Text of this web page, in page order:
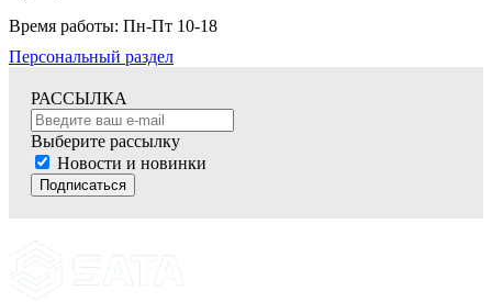
Время работы: Пн-Пт 10-18
Персональный раздел
РАССЫЛКА
Выберите рассылку
Новости и новинки
Подписаться